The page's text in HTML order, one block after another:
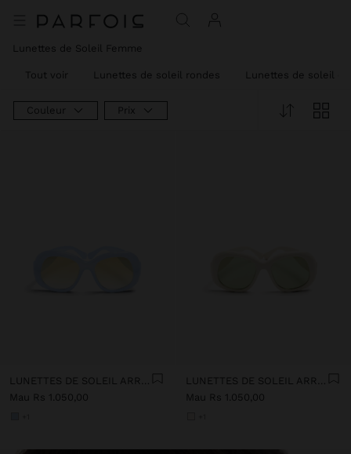
Lunettes de Soleil Femme
Tout voir Lunettes de soleil rondes Lunettes de soleil
Couleur Prix
LUNETTES DE SOLEIL ARRONDIES
Mau Rs 1.050,00
LUNETTES DE SOLEIL ARRONDIES
Mau Rs 1.050,00